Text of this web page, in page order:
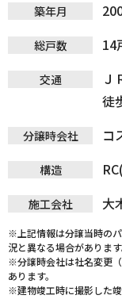
築年月
総戸数 14
交通
Ｊ
徒
分譲時会社 コ
構造
施工会社 大
※上記情報は分譲当時の
況と異なる場合があります
※分譲時会社は社名変更
あります。
※建物竣工時に撮影した竣